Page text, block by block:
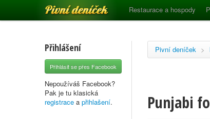
Pivní deníček Restaurace a hospody
Přihlášení
Přihlásit se přes Facebook
Nepoužíváš Facebook?
Pak je tu klasická
registrace a přihlašení.
Pivní deníček >
Punjabi